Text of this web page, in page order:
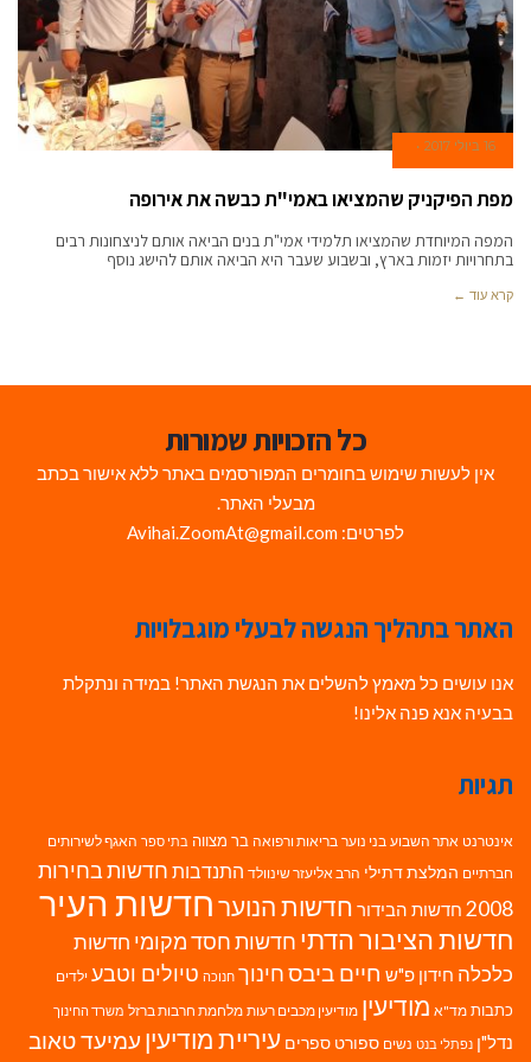
16 ביולי 2017
מפת הפיקניק שהמציאו באמי"ת כבשה את אירופה
המפה המיוחדת שהמציאו תלמידי אמי"ת בנים הביאה אותם לניצחונות רבים
בתחרויות יזמות בארץ, ובשבוע שעבר היא הביאה אותם להישג נוסף
קרא עוד ←
כל הזכויות שמורות
אין לעשות שימוש בחומרים המפורסמים באתר ללא אישור בכתב
מבעלי האתר.
לפרטים: Avihai.ZoomAt@gmail.com
האתר בתהליך הנגשה לבעלי מוגבלויות
אנו עושים כל מאמץ להשלים את הנגשת האתר! במידה ונתקלת
בבעיה אנא פנה אלינו!
תגיות
אינטרנט אתר השבוע בני נוער בריאות ורפואה בר מצווה בתי ספר האגף לשירותים
חברתיים המלצת דתילי הרב אליעזר שינוולד התנדבות חדשות בחירות
2008 חדשות הבידור חדשות הנוערחדשות העיר
חדשות הציבור הדתי חדשות חסד מקומי חדשות
כלכלה חידון פ"ש חיים ביבסחינוך חנוכה טיולים וטבע ילדים
כתבות מד"א מודיעין מודיעין מכבים רעות מלחמת חרבות ברזל משרד החינוך
נדל"ן נפתלי בנט נשים ספורט ספרים עיריית מודיעין עמיעד טאוב